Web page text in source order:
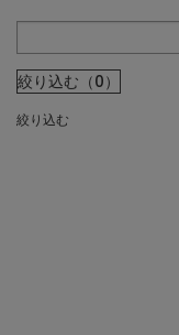
絞り込む（0）
絞り込む